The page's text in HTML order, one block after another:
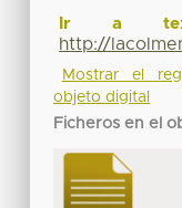
Ir a
http://
Mostrar el
objeto digital
Ficheros en el